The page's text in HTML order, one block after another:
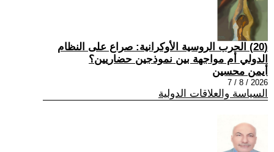
(20) الحرب الروسية الأوكرانية: صراع على النظام
الدولي أم مواجهة بين نموذجين حضاريين؟
أيمن محسين
2026 / 8 / 7
السياسة والعلاقات الدولية